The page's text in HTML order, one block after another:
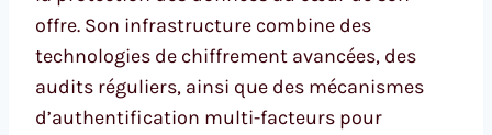
offre. Son infrastructure combine des
technologies de chiffrement avancées, des
audits réguliers, ainsi que des mécanismes
d’authentification multi-facteurs pour